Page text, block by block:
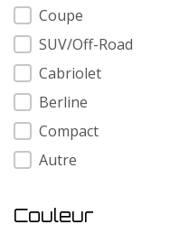
Carrosserie
Coupe
SUV/Off-Road
Cabriolet
Berline
Compact
Autre
Couleur